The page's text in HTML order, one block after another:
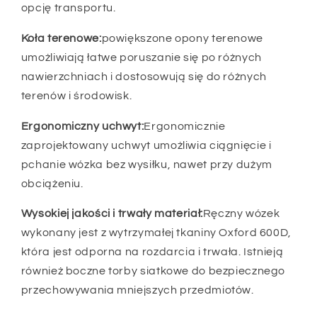
opcję transportu.
Koła terenowe:powiększone opony terenowe
umożliwiają łatwe poruszanie się po różnych
nawierzchniach i dostosowują się do różnych
terenów i środowisk.
Ergonomiczny uchwyt:Ergonomicznie
zaprojektowany uchwyt umożliwia ciągnięcie i
pchanie wózka bez wysiłku, nawet przy dużym
obciążeniu.
Wysokiej jakości i trwały materiał:Ręczny wózek
wykonany jest z wytrzymałej tkaniny Oxford 600D,
która jest odporna na rozdarcia i trwała. Istnieją
również boczne torby siatkowe do bezpiecznego
przechowywania mniejszych przedmiotów.